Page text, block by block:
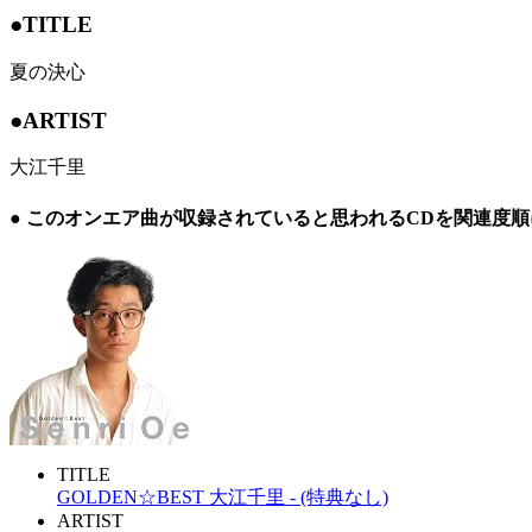
●TITLE
夏の決心
●ARTIST
大江千里
● このオンエア曲が収録されていると思われるCDを関連度
TITLE
GOLDEN☆BEST 大江千里 - (特典なし)
ARTIST